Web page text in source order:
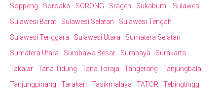
Soppeng
Soroako SORONG Sragen Sukabumi
Sulawesi
Sulawesi Barat
Sulawesi Selatan
Sulawesi Tengah
Sulawesi Tenggara
Sulawesi Utara
Sumatera Selatan
Sumatera Utara
Sumbawa Besar Surabaya
Surakarta
Takalar
Tana Tidung Tana Toraja Tangerang
Tanjungbalai
Tanjungpinang
Tarakan Tasikmalaya TATOR
Tebingtinggi